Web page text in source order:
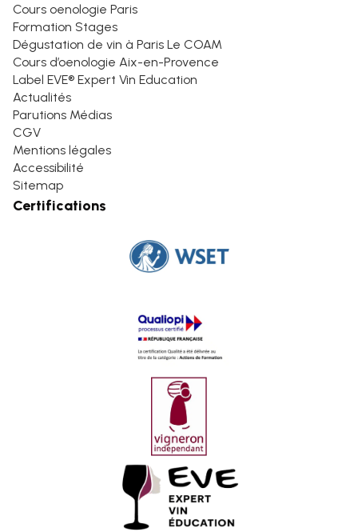
Cours oenologie Paris
Formation Stages
Dégustation de vin à Paris Le COAM
Cours d’oenologie Aix-en-Provence
Label EVE® Expert Vin Education
Actualités
Parutions Médias
CGV
Mentions légales
Accessibilité
Sitemap
Certifications